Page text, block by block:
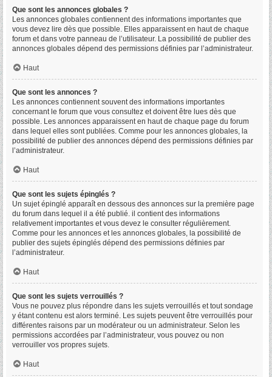
Que sont les annonces globales ?
Les annonces globales contiennent des informations importantes que
vous devez lire dès que possible. Elles apparaissent en haut de chaque
forum et dans votre panneau de l’utilisateur. La possibilité de publier des
annonces globales dépend des permissions définies par l’administrateur.
Haut
Que sont les annonces ?
Les annonces contiennent souvent des informations importantes
concernant le forum que vous consultez et doivent être lues dès que
possible. Les annonces apparaissent en haut de chaque page du forum
dans lequel elles sont publiées. Comme pour les annonces globales, la
possibilité de publier des annonces dépend des permissions définies par
l’administrateur.
Haut
Que sont les sujets épinglés ?
Un sujet épinglé apparaît en dessous des annonces sur la première page
du forum dans lequel il a été publié. il contient des informations
relativement importantes et vous devez le consulter régulièrement.
Comme pour les annonces et les annonces globales, la possibilité de
publier des sujets épinglés dépend des permissions définies par
l’administrateur.
Haut
Que sont les sujets verrouillés ?
Vous ne pouvez plus répondre dans les sujets verrouillés et tout sondage
y étant contenu est alors terminé. Les sujets peuvent être verrouillés pour
différentes raisons par un modérateur ou un administrateur. Selon les
permissions accordées par l’administrateur, vous pouvez ou non
verrouiller vos propres sujets.
Haut